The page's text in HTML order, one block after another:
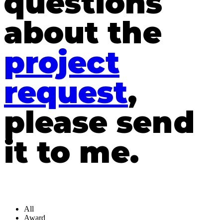
about the
project
request,
please send
it to me.
All
Award